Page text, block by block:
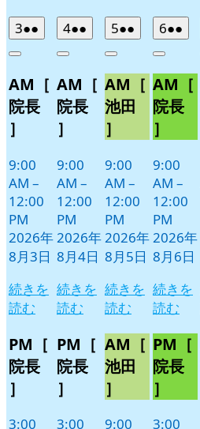
32026
年
月
3
日
●●
件
イ
ベ
Close
AM［
院長
］
9:00
AM –
12:00
PM
2026年
8月3日
続きを
読む
PM［
院長
］
3:00
42026
年
月
4
日
●●
件
イ
ベ
Close
AM［
院長
］
9:00
AM –
12:00
PM
2026年
8月4日
続きを
読む
PM［
院長
］
3:00
52026
年
月
5
日
●●
件
イ
ベ
ト)
Close
AM［
池田
］
9:00
AM –
12:00
PM
2026年
8月5日
続きを
読む
AM［
池田
］
9:00
62026
年
月
6
日
●●
件
イ
ベ
ト)
Close
AM［
院長
］
9:00
AM –
12:00
PM
2026年
8月6日
続きを
読む
PM［
院長
］
3:00